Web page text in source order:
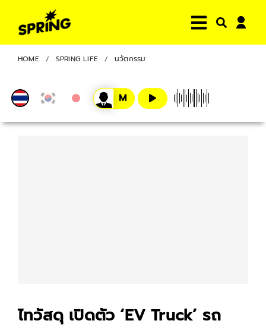
HOME SPRING LIFE นวัตกรรม
ไทวัสดุ เปิดตัว ‘EV Truck’ รถ